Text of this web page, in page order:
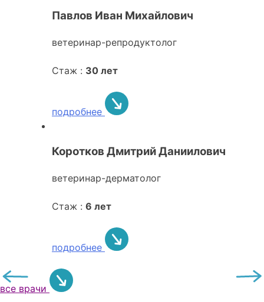
Павлов Иван Михайлович
ветеринар-репродуктолог
Стаж : 30 лет
подробнее
Коротков Дмитрий Даниилович
ветеринар-дерматолог
Стаж : 6 лет
подробнее
все врачи